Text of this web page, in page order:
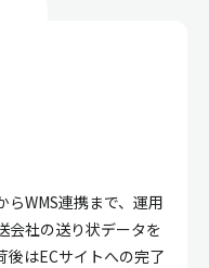
らWMS連携まで、運用
会社の送り状データを
後はECサイトへの完了